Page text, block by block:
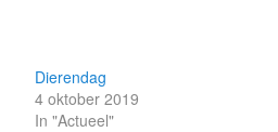
Dierendag
4 oktober 2019
In "Actueel"